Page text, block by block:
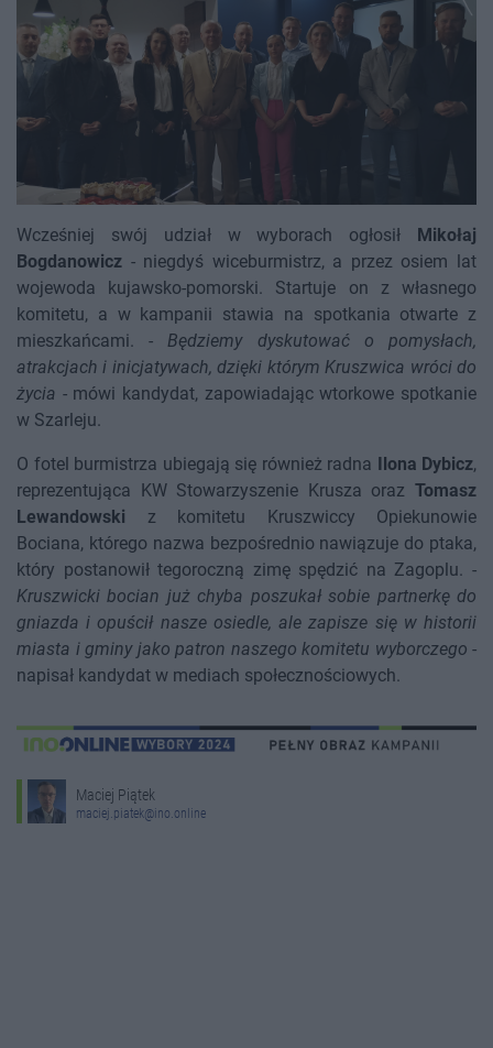
Wcześniej swój udział w wyborach ogłosił Mikołaj
Bogdanowicz - niegdyś wiceburmistrz, a przez osiem lat
wojewoda kujawsko-pomorski. Startuje on z własnego
komitetu, a w kampanii stawia na spotkania otwarte z
mieszkańcami. -Będziemy dyskutować o pomysłach,
atrakcjach i inicjatywach, dzięki którym Kruszwica wróci do
życia - mówi kandydat, zapowiadając wtorkowe spotkanie
w Szarleju.
O fotel burmistrza ubiegają się również radna Ilona Dybicz,
reprezentująca KW Stowarzyszenie Krusza oraz Tomasz
Lewandowski z komitetu Kruszwiccy Opiekunowie
Bociana, którego nazwa bezpośrednio nawiązuje do ptaka,
który postanowił tegoroczną zimę spędzić na Zagoplu. -
Kruszwicki bocian już chyba poszukał sobie partnerkę do
gniazda i opuścił nasze osiedle, ale zapisze się w historii
miasta i gminy jako patron naszego komitetu wyborczego -
napisał kandydat w mediach społecznościowych.
Maciej Piątek
maciej.piatek@ino.online